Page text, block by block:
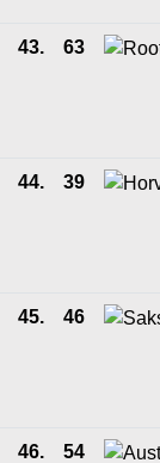
43. 63
44. 39
45. 46
46. 54